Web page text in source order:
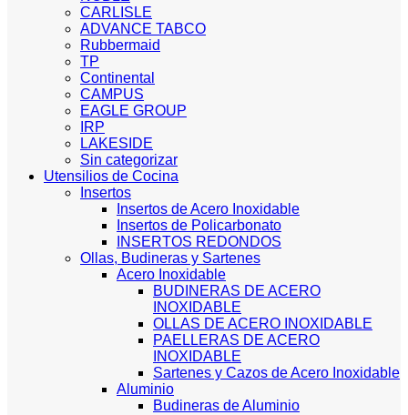
CARLISLE
ADVANCE TABCO
Rubbermaid
TP
Continental
CAMPUS
EAGLE GROUP
IRP
LAKESIDE
Sin categorizar
Utensilios de Cocina
Insertos
Insertos de Acero Inoxidable
Insertos de Policarbonato
INSERTOS REDONDOS
Ollas, Budineras y Sartenes
Acero Inoxidable
BUDINERAS DE ACERO
INOXIDABLE
OLLAS DE ACERO INOXIDABLE
PAELLERAS DE ACERO
INOXIDABLE
Sartenes y Cazos de Acero Inoxidable
Aluminio
Budineras de Aluminio